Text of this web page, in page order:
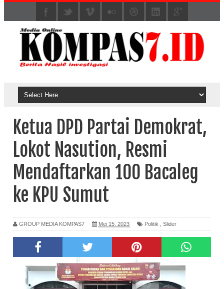
Ketua DPD Partai Demokrat,
Lokot Nasution, Resmi
Mendaftarkan 100 Bacaleg
ke KPU Sumut
GROUP MEDIA KOMPAS7 Mei 15, 2023 Politik Slider